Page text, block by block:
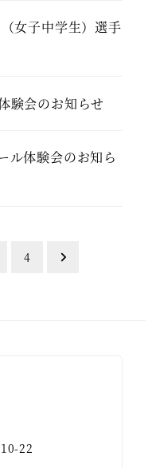
女子中学生）選手
験会のお知らせ
ル体験会のお知ら
4
22